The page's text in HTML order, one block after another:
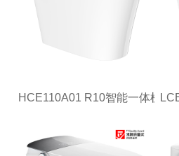
HCE110A01 R10智能一体机